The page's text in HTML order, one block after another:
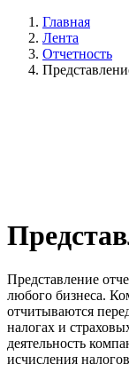
Главная
Лента
Отчетность
Представление
любого бизнеса.
отчитываются
налогах и
деятельность
исчисления